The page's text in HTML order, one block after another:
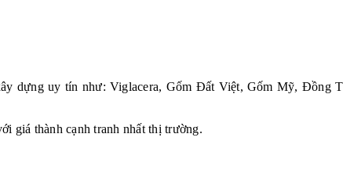
dựng uy tín như: Viglacera, Gốm Đất Việt, Gốm Mỹ, Đồng
giá thành cạnh tranh nhất thị trường.